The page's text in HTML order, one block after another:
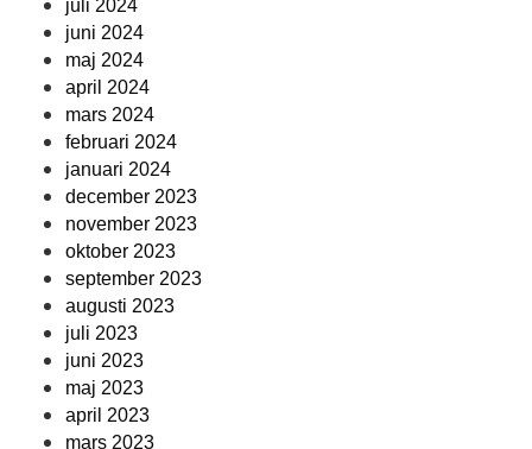
juli 2024
juni 2024
maj 2024
april 2024
mars 2024
februari 2024
januari 2024
december 2023
november 2023
oktober 2023
september 2023
augusti 2023
juli 2023
juni 2023
maj 2023
april 2023
mars 2023